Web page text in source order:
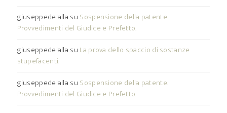
giuseppedelalla su Sospensione della patente.
Provvedimenti del Giudice e Prefetto.
giuseppedelalla su La prova dello spaccio di sostanze
stupefacenti.
giuseppedelalla su Sospensione della patente.
Provvedimenti del Giudice e Prefetto.